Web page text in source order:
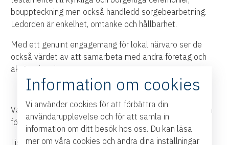
bouppteckning men också handledd sorgebearbetning.
Ledorden är enkelhet, omtanke och hållbarhet.
Med ett genuint engagemang för lokal närvaro ser de
också värdet av att samarbeta med andra företag och
aktörer i regionen.
Varmt välkommen till Himmel & Jord och allt däremellan
för att prata om allt inför, under och efter en begravning.
Liselotte nås på 076-126 05 84 och finns på
Information om cookies
Vi använder cookies för att förbättra din
användarupplevelse och för att samla in
information om ditt besök hos oss. Du kan läsa
mer om våra cookies och ändra dina inställningar